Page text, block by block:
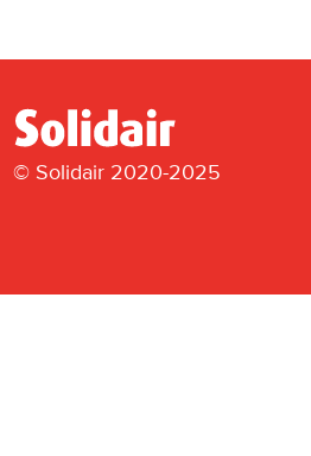
© Solidair 2020-2025